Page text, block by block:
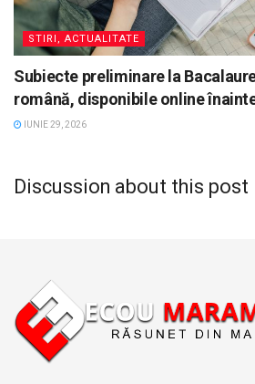
STIRI, ACTUALITATE
Subiecte preliminare la
română, disponibile online
IUNIE 29, 2026
Discussion about this post